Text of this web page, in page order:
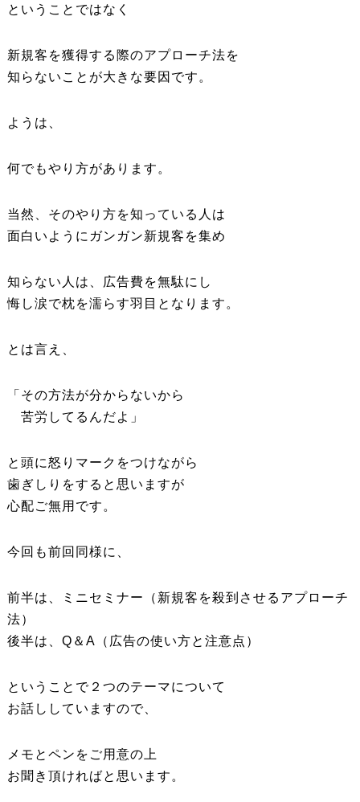
ということではなく
新規客を獲得する際のアプローチ法を
知らないことが大きな要因です。
ようは、
何でもやり方があります。
当然、そのやり方を知っている人は
面白いようにガンガン新規客を集め
知らない人は、広告費を無駄にし
悔し涙で枕を濡らす羽目となります。
とは言え、
「その方法が分からないから
苦労してるんだよ」
と頭に怒りマークをつけながら
歯ぎしりをすると思いますが
心配ご無用です。
今回も前回同様に、
前半は、ミニセミナー（新規客を殺到させるアプローチ
法）
後半は、Q＆A（広告の使い方と注意点）
ということで２つのテーマについて
お話ししていますので、
メモとペンをご用意の上
お聞き頂ければと思います。